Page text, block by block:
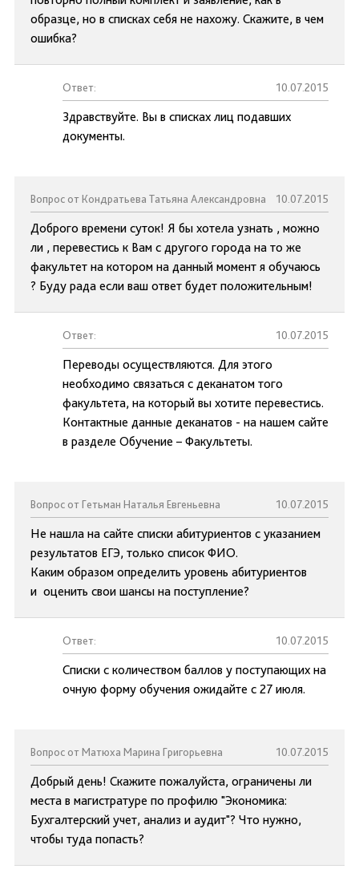
образце, но в списках себя не нахожу. Скажите, в чем
ошибка?
Ответ: 10.07.2015
Здравствуйте. Вы в списках лиц подавших
документы.
Вопрос от Кондратьева Татьяна Александровна 10.07.2015
Доброго времени суток! Я бы хотела узнать , можно
ли , перевестись к Вам с другого города на то же
факультет на котором на данный момент я обучаюсь
? Буду рада если ваш ответ будет положительным!
Ответ: 10.07.2015
Переводы осуществляются. Для этого
необходимо связаться с деканатом того
факультета, на который вы хотите перевестись.
Контактные данные деканатов - на нашем сайте
в разделе Обучение – Факультеты.
Вопрос от Гетьман Наталья Евгеньевна 10.07.2015
Не нашла на сайте списки абитуриентов с указанием
результатов ЕГЭ, только список ФИО.
Каким образом определить уровень абитуриентов
и оценить свои шансы на поступление?
Ответ: 10.07.2015
Списки с количеством баллов у поступающих на
очную форму обучения ожидайте с 27 июля.
Вопрос от Матюха Марина Григорьевна 10.07.2015
Добрый день! Скажите пожалуйста, ограничены ли
места в магистратуре по профилю "Экономика:
Бухгалтерский учет, анализ и аудит"? Что нужно,
чтобы туда попасть?